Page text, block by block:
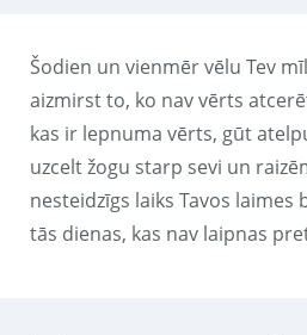
Šodien un vienmēr vēlu Tev
aizmirst to, ko nav vērts
kas ir lepnuma vērts, gūt
uzcelt žogu starp sevi un
nesteidzīgs laiks Tavos laimes
tās dienas, kas nav laipnas